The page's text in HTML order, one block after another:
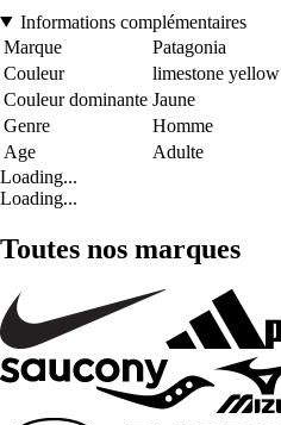
Informations complémentaires
Marque
Patagonia
Couleur
limestone yellow
Couleur dominante Jaune
Genre
Homme
Age
Adulte
Loading...
Loading...
Toutes nos marques